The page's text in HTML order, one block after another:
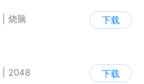
烧脑
下载
2048
下载